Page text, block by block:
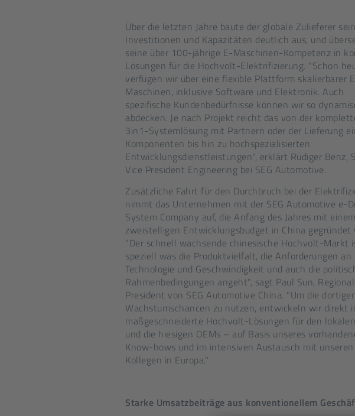
Über die letzten Jahre baute der globale Zulieferer
Investitionen und Kapazitäten deutlich aus, und
seine über 100-jährige E-Maschinen-Kompetenz in
Lösungen für die Hochvolt-Elektrifizierung. "Schon
verfügen wir über eine flexible Plattform skalierbarer
Maschinen, inklusive Software und Elektronik. Auch
spezifische Kundenbedürfnisse können wir so
abdecken. Je nach Projekt reicht das von der
3in1-Systemlösung mit Partnern oder der Lieferung
Komponenten bis hin zu hochspezialisierten
Entwicklungsdienstleistungen", erklärt Rüdiger Benz,
Vice President Engineering bei SEG Automotive.
Zusätzliche Fahrt für den Durchbruch bei der
nimmt das Unternehmen mit der SEG Automotive e-
System Company auf, die Anfang des Jahres mit einem
zweistelligen Entwicklungsbudget in China gegründet
"Der schnell wachsende chinesische Hochvolt-Markt
speziell was die Produktvielfalt, die Anforderungen an
Technologie und Geschwindigkeit und auch die
Rahmenbedingungen angeht", sagt Paul Sun, Regional
President von SEG Automotive China. "Um die dortigen
Wachstumschancen zu nutzen, entwickeln wir direkt
maßgeschneiderte Hochvolt-Lösungen für den
und die hiesigen OEMs – auf Basis unseres
Know-hows und im intensiven Austausch mit unseren
Kollegen in Europa."
Starke Umsatzbeiträge aus konventionellem